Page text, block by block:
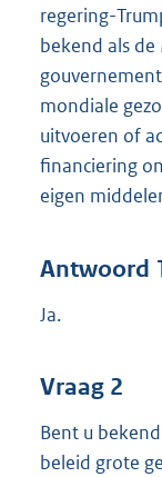
regering-
bekend als
mondiale
uitvoeren of
financiering
eigen
Antwoord
Ja.
Vraag 2
Bent u
beleid grote